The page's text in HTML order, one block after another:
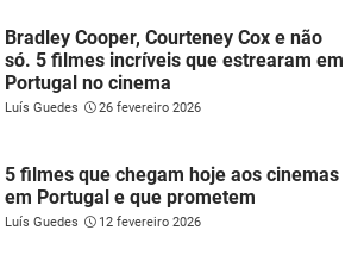
Bradley Cooper, Courteney Cox e não
só. 5 filmes incríveis que estrearam em
Portugal no cinema
Luís Guedes 26 fevereiro 2026
5 filmes que chegam hoje aos cinemas
em Portugal e que prometem
Luís Guedes 12 fevereiro 2026